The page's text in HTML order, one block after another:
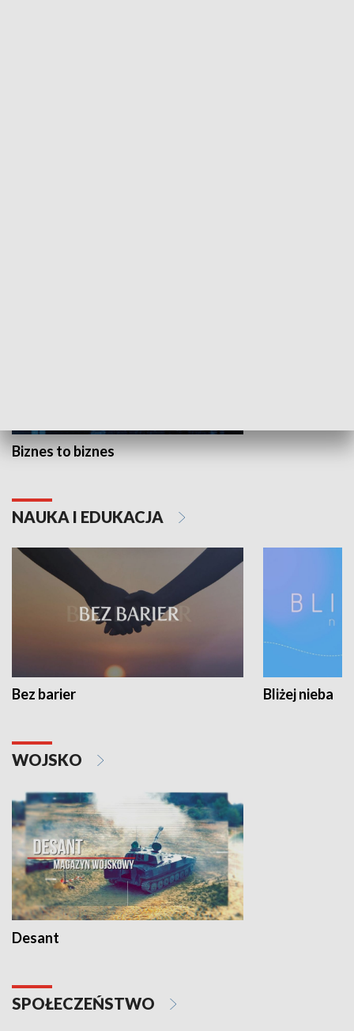
Biznes to biznes
NAUKA I EDUKACJA
Bez barier Bliżej nieba
WOJSKO
Desant
SPOŁECZEŃSTWO